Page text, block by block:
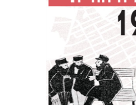
מחיר השקה
$42
$29